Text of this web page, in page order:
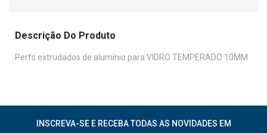
Descrição Do Produto
Perfs extrudados de alumínio para VIDRO TEMPERADO 10MM
INSCREVA-SE E RECEBA TODAS AS NOVIDADES EM